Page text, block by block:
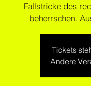
Fallstricke des
beherrschen.
Tickets
Andere